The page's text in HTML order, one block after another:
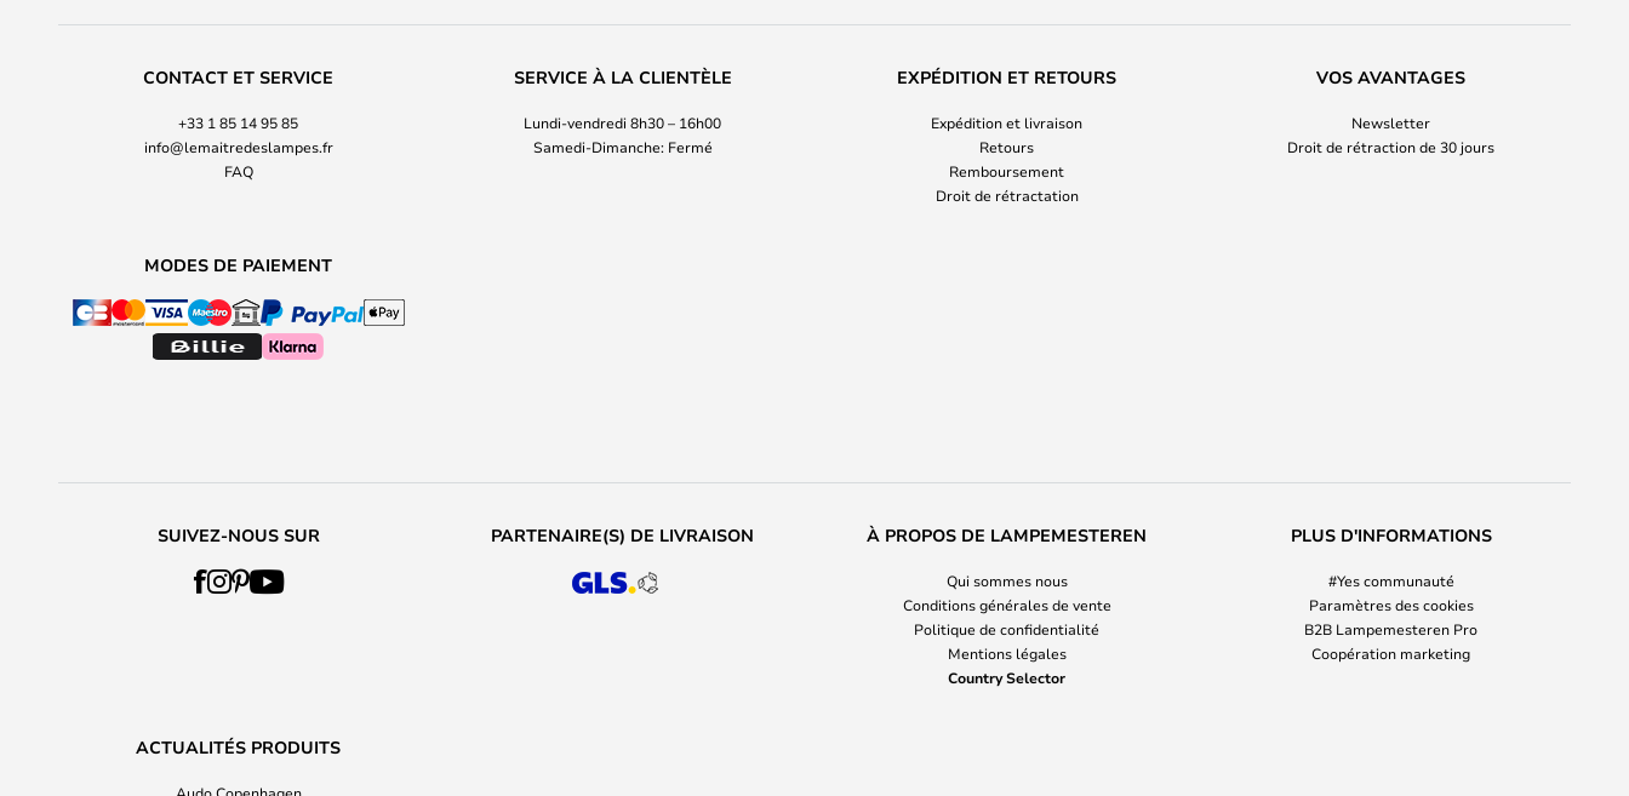
CONTACT ET SERVICE
+33 1 85 14 95 85
info@lemaitredeslampes.fr
FAQ
SERVICE À LA CLIENTÈLE
Lundi-vendredi 8h30 – 16h00
Samedi-Dimanche: Fermé
EXPÉDITION ET RETOURS
Expédition et livraison
Retours
Remboursement
Droit de rétractation
VOS AVANTAGES
Newsletter
Droit de rétraction de 30 jours
MODES DE PAIEMENT
SUIVEZ-NOUS SUR PARTENAIRE(S) DE LIVRAISON À PROPOS DE LAMPEMESTEREN
Qui sommes nous
Conditions générales de vente
Politique de confidentialité
Mentions légales
Country Selector
PLUS D'INFORMATIONS
#Yes communauté
Paramètres des cookies
B2B Lampemesteren Pro
Coopération marketing
ACTUALITÉS PRODUITS